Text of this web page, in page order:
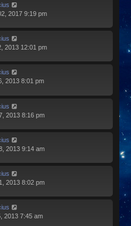
2017 9:19 pm
2013 12:01 pm
2013 8:01 pm
2013 8:16 pm
2013 9:14 am
2013 8:02 pm
2013 7:45 am